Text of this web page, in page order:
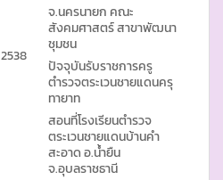
2538
จ.นครนายก คณะ
สังคมศาสตร์ สาขาพัฒนา
ชุมชน
ปัจจุบันรับราชการครู
ตำรวจตระเวนชายแดนครุ
ทายาท
สอนที่โรงเรียนตำรวจ
ตระเวนชายแดนบ้านคำ
สะอาด อ.น้ำยืน
จ.อุบลราชธานี